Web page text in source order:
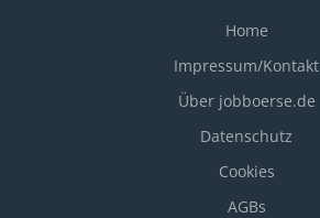
Home
Impressum/Kontakt
Über jobboerse.de
Datenschutz
Cookies
AGBs